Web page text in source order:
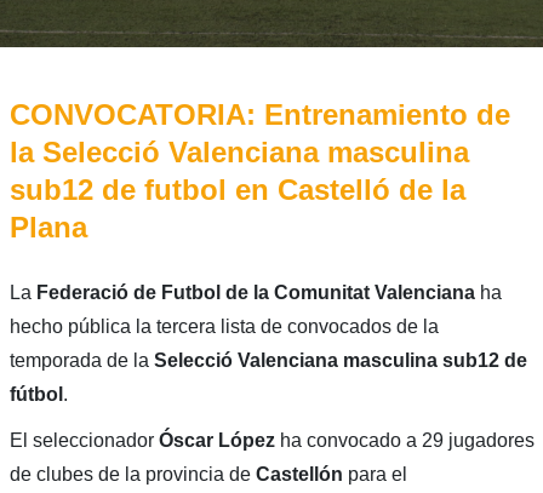
CONVOCATORIA: Entrenamiento de
la Selecció Valenciana masculina
sub12 de futbol en Castelló de la
Plana
La Federació de Futbol de la Comunitat Valencianaha
hecho pública la tercera lista de convocados de la
temporada de la Selecció Valenciana masculina sub12 de
fútbol .
El seleccionador Óscar Lópezha convocado a 29 jugadores
de clubes de la provincia de Castellón para el